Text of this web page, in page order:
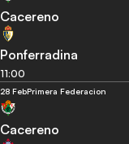
Cacereno
Ponferradina
11:00
28 FebPrimera Federacion
Cacereno